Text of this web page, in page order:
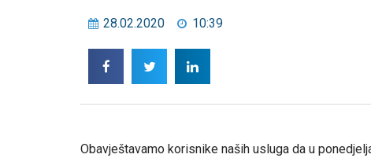
28.02.2020 10:39
Obavještavamo korisnike naših usluga da u